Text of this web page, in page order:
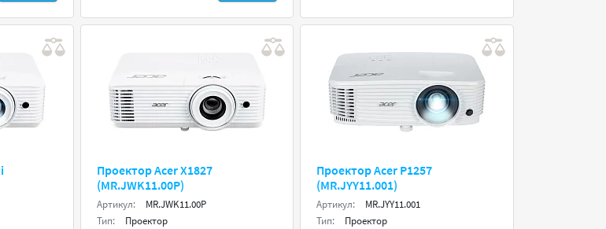
Проектор Acer X1827
(MR.JWK11.00P)
Артикул:
MR.JWK11.00P
Тип:
Проектор
Проектор Acer P1257
(MR.JYY11.001)
Артикул:
MR.JYY11.001
Тип:
Проектор